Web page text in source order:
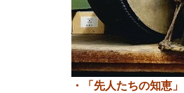
・「先人たちの知恵」